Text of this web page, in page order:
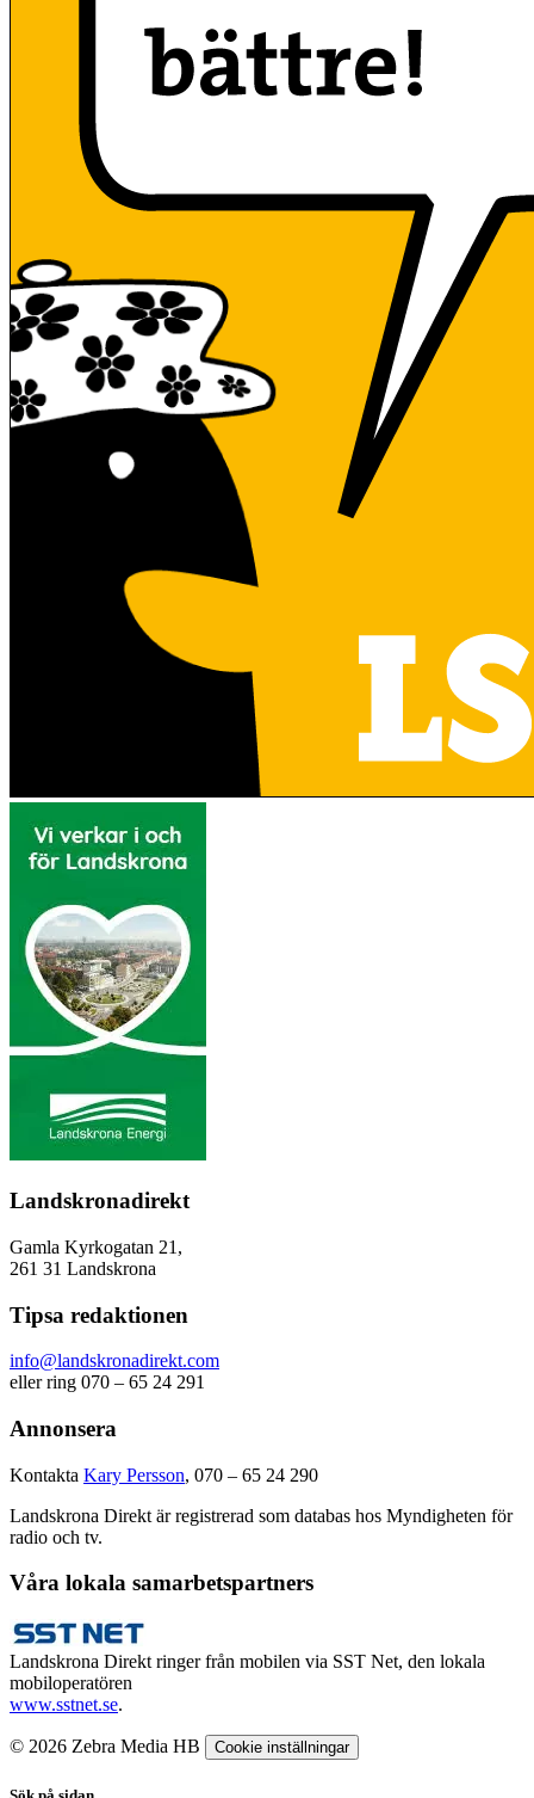
Landskronadirekt
Gamla Kyrkogatan 21,
261 31 Landskrona
Tipsa redaktionen
info@landskronadirekt.com
eller ring 070 – 65 24 291
Annonsera
Kontakta Kary Persson, 070 – 65 24 290
Landskrona Direkt är registrerad som databas hos Myndigheten för
radio och tv.
Våra lokala samarbetspartners
Landskrona Direkt ringer från mobilen via SST Net, den lokala
mobiloperatören
www.sstnet.se.
© 2026 Zebra Media HB Cookie inställningar